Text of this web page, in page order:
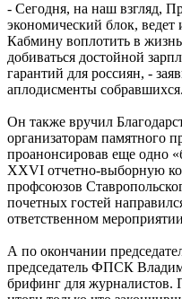
- Сегодня, на наш взгляд,
экономический блок,
Кабмину воплотить в
добиваться достойной
гарантий для россиян, -
аплодисменты собравшихся.
Он также вручил
организаторам памятного
проанонсировав еще одно
XXVI отчетно-выборную
профсоюзов
почетных гостей
ответственном
А по окончании
председатель ФПСК
брифинг для журналистов.